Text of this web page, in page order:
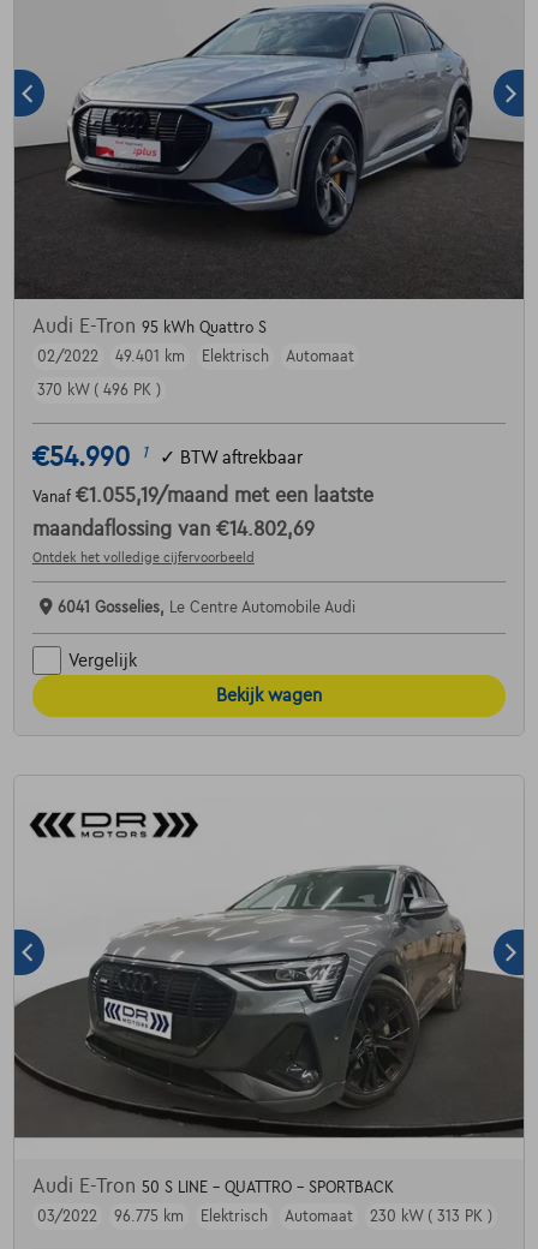
Audi E-Tron 95 kWh Quattro S
02/2022
49.401 km Elektrisch
Automaat
370 kW ( 496 PK )
€54.990 1 ✓ BTW aftrekbaar
Vanaf €1.055,19/maand met een laatste
maandaflossing van €14.802,69
Ontdek het volledige cijfervoorbeeld
6041 Gosselies, Le Centre Automobile Audi
Vergelijk
Bekijk wagen
Audi E-Tron 50 S LINE - QUATTRO - SPORTBACK
03/2022
96.775 km Elektrisch Automaat 230 kW ( 313 PK )